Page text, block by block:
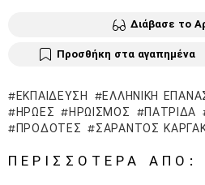
Διάβασε το
Προσθήκη στα αγαπημένα
ΕΚΠΑΊΔΕΥΣΗ ΕΛΛΗΝΙΚΉ
ΉΡΩΕΣ
ΗΡΩΙΣΜΌΣ ΠΑΤΡΊΔΑ
ΠΡΟΔΌΤΕΣ
ΣΑΡΆΝΤΟΣ
ΠΕΡΙΣΣΌΤΕΡΑ ΑΠΌ: